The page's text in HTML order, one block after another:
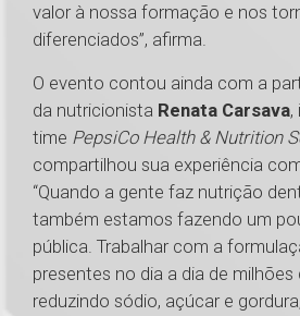
valor à nossa formação e nos
diferenciados”, afirma.
O evento contou ainda com a
da nutricionista Renata Carsava,
time PepsiCo Health & Nutrition
compartilhou sua experiência
“Quando a gente faz nutrição
também estamos fazendo um
pública. Trabalhar com a
presentes no dia a dia de milhões
reduzindo sódio, açúcar e